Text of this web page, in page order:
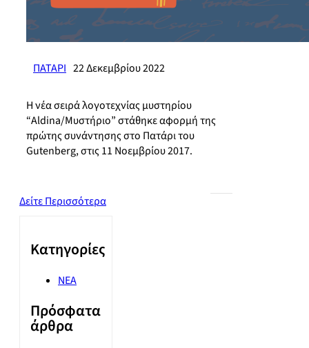
ΠΑΤΑΡΙ 22 Δεκεμβρίου 2022
Η νέα σειρά λογοτεχνίας μυστηρίου
“Aldina/Μυστήριο” στάθηκε αφορμή της
πρώτης συνάντησης στο Πατάρι του
Gutenberg, στις 11 Νοεμβρίου 2017.
Δείτε Περισσότερα
Kατηγορίες
ΝΕΑ
Πρόσφατα
άρθρα